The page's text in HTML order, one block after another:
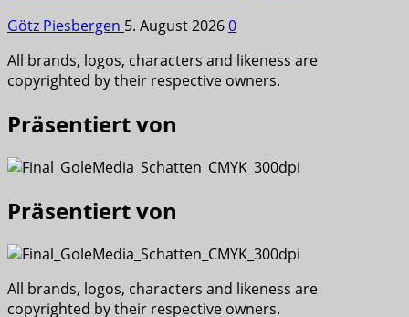
Götz Piesbergen 5. August 20260
All brands, logos, characters and likeness are
copyrighted by their respective owners.
Präsentiert von
Präsentiert von
All brands, logos, characters and likeness are
copyrighted by their respective owners.